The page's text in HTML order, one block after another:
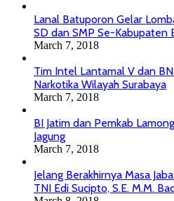
Lanal Batuporon Gelar
SD dan SMP Se-Kabupaten
March 7, 2018
Tim Intel Lantamal V dan
Narkotika Wilayah Surabaya
March 7, 2018
BI Jatim dan Pemkab
Jagung
March 7, 2018
Jelang Berakhirnya Masa
TNI Edi Sucipto, S.E. M.M.